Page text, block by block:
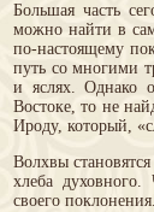
Большая часть
можно найти в
по-настоящему
путь со многими
и яслях. Однако
Востоке, то не
Ироду, который,
Волхвы
хлеба
своего